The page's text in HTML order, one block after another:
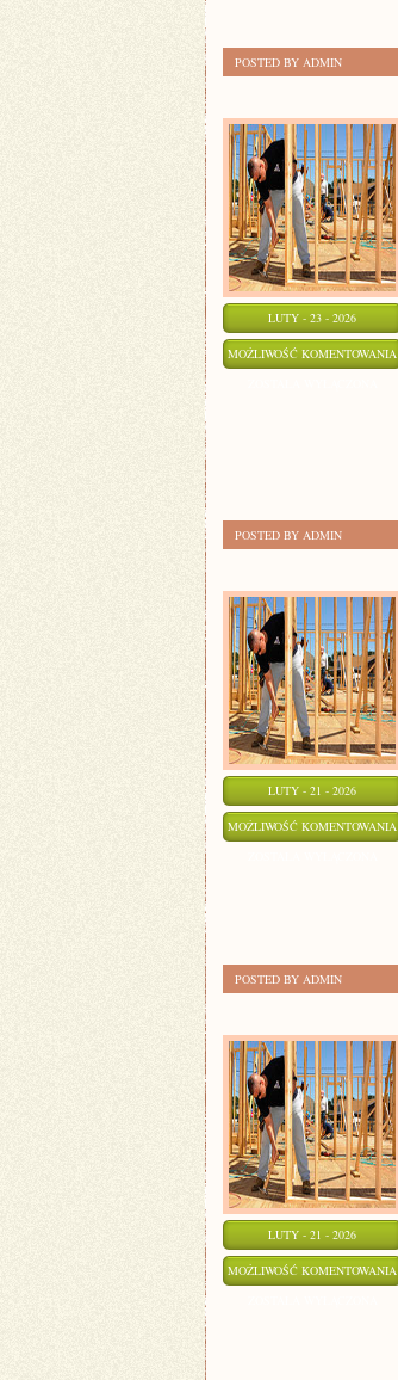
POSTED BY ADMIN
LUTY - 23 - 2026
MOŻLIWOŚĆ KOMENTOWANIA
POSTED BY ADMIN
LUTY - 21 - 2026
MOŻLIWOŚĆ KOMENTOWANIA
POSTED BY ADMIN
LUTY - 21 - 2026
MOŻLIWOŚĆ KOMENTOWANIA